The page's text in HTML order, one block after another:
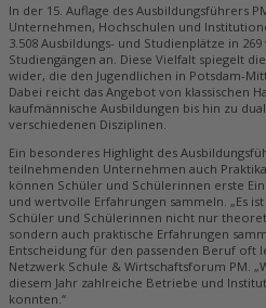
In der 15. Auflage des Ausbildungsführers
Unternehmen, Hochschulen und
3.508 Ausbildungs- und Studienplätze in
Studiengängen an. Diese Vielfalt spiegelt
wider, die den Jugendlichen in Potsdam-
Dabei reicht das Angebot von klassischen
kaufmännische Ausbildungen bis hin zu
verschiedenen Disziplinen.
Ein besonderes Highlight des
teilnehmenden Unternehmen auch
können Schüler und Schülerinnen erste
und wertvolle Erfahrungen sammeln. „Es
Schüler und Schülerinnen nicht nur
sondern auch praktische Erfahrungen
Entscheidung für den passenden Beruf oft
Netzwerk Schule & Wirtschaftsforum PM.
diesem Jahr zahlreiche Betriebe und
konnten.“